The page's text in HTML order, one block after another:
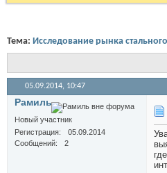
Тема: Исследование рынка
05.09.2014, 10:47
Рамиль
Новый участник
Регистрация
05.09.2014
Сообщений
2